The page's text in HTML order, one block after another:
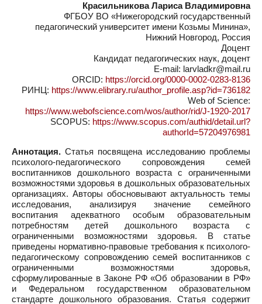
Красильникова Лариса Владимировна
ФГБОУ ВО «Нижегородский государственный
педагогический университет имени Козьмы Минина»,
Нижний Новгород, Россия
Доцент
Кандидат педагогических наук, доцент
E-mail: larvladkr@mail.ru
ORCID: https://orcid.org/0000-0002-0283-8136
РИНЦ: https://www.elibrary.ru/author_profile.asp?id=736182
Web of Science:
https://www.webofscience.com/wos/author/rid/J-1920-2017
SCOPUS: https://www.scopus.com/authid/detail.url?
authorId=57204976981
Аннотация. Статья посвящена исследованию проблемы
психолого-педагогического сопровождения семей
воспитанников дошкольного возраста с ограниченными
возможностями здоровья в дошкольных образовательных
организациях. Авторы обосновывают актуальность темы
исследования, анализируя значение семейного
воспитания адекватного особым образовательным
потребностям детей дошкольного возраста с
ограниченными возможностями здоровья. В статье
приведены нормативно-правовые требования к психолого-
педагогическому сопровождению семей воспитанников с
ограниченными возможностями здоровья,
сформулированные в Законе РФ «Об образовании в РФ»
и Федеральном государственном образовательном
стандарте дошкольного образования. Статья содержит